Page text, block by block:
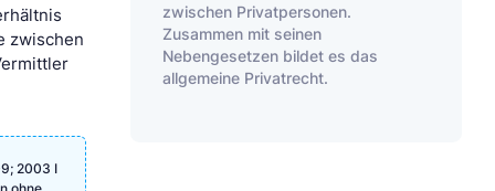
zwischen
2003 I
zwischen Privatpersonen.
Zusammen mit seinen
Nebengesetzen bildet es das
allgemeine Privatrecht.